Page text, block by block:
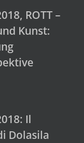
ROTT –
Kunst:
Il
Dolasila